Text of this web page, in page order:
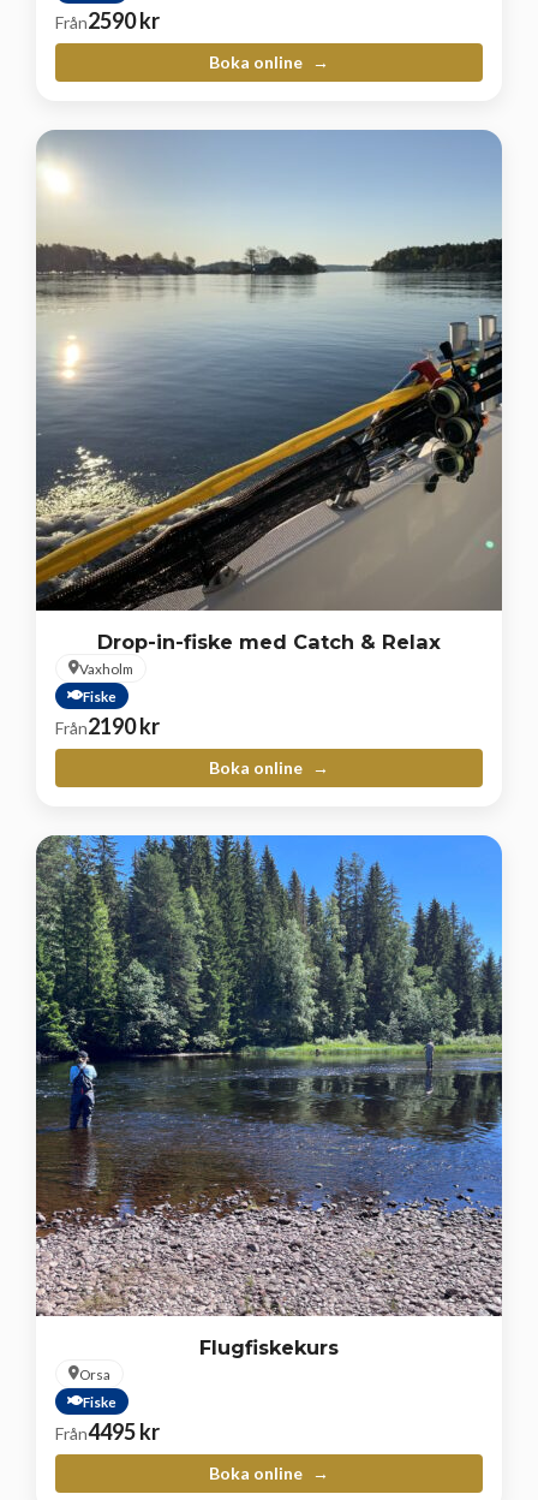
Från2590kr
Boka online
Drop-in-fiske med Catch & Relax
Vaxholm
Fiske
Från2190kr
Boka online
Flugfiskekurs
Orsa
Fiske
Från4495kr
Boka online